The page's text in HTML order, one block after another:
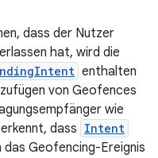
dass der Nutzer
hat, wird die
enthalten
von Geofences
wie
erkennt, dass Intent
das Geofencing-Ereignis